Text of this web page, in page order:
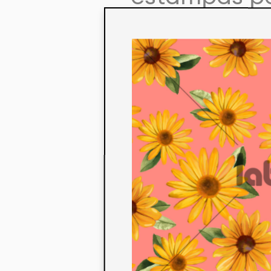
aos seus
linha de
mercados.
ecológicos
acabados
digital.